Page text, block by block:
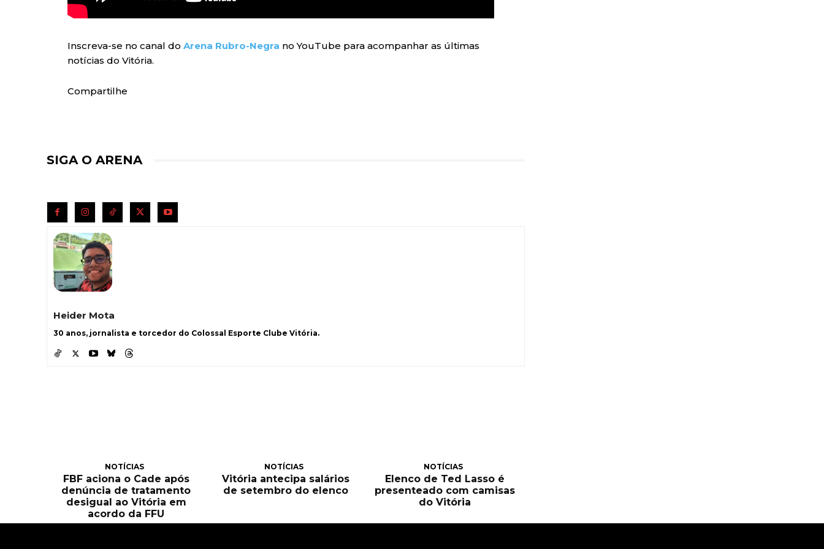
Inscreva-se no canal do Arena Rubro-Negra no YouTube para acompanhar as últimas
notícias do Vitória.
Compartilhe
SIGA O ARENA
Heider Mota
30 anos, jornalista e torcedor do Colossal Esporte Clube Vitória.
NOTÍCIAS
FBF aciona o Cade após
denúncia de tratamento
desigual ao Vitória em
acordo da FFU
NOTÍCIAS
Vitória antecipa salários
de setembro do elenco
NOTÍCIAS
Elenco de Ted Lasso é
presenteado com camisas
do Vitória